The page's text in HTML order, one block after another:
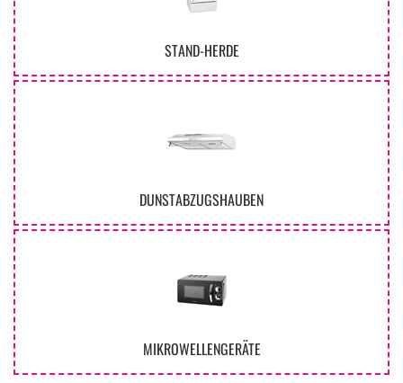
STAND-HERDE
DUNSTABZUGSHAUBEN
MIKROWELLENGERÄTE